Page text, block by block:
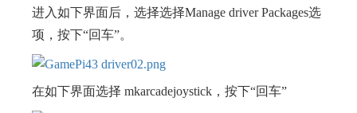
进入如下界面后，选择选择Manage driver Packages选
项，按下“回车”。
在如下界面选择 mkarcadejoystick，按下“回车”